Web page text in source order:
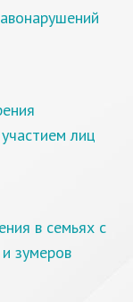
лиц
в семьях с
зумеров